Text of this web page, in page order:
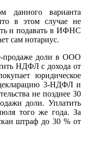
данного варианта
в этом случае не
и подавать в ИФНС
сам нотариус.
продаже доли в ООО
НДФЛ с дохода от
юридическое
декларацию 3-НДФЛ и
не позднее 30
доли. Уплатить
того же года. За
штраф до 30 % от